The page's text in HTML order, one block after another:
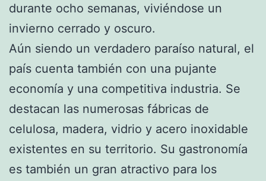
durante ocho semanas, viviéndose un
invierno cerrado y oscuro.
Aún siendo un verdadero paraíso natural, el
país cuenta también con una pujante
economía y una competitiva industria. Se
destacan las numerosas fábricas de
celulosa, madera, vidrio y acero inoxidable
existentes en su territorio. Su gastronomía
es también un gran atractivo para los